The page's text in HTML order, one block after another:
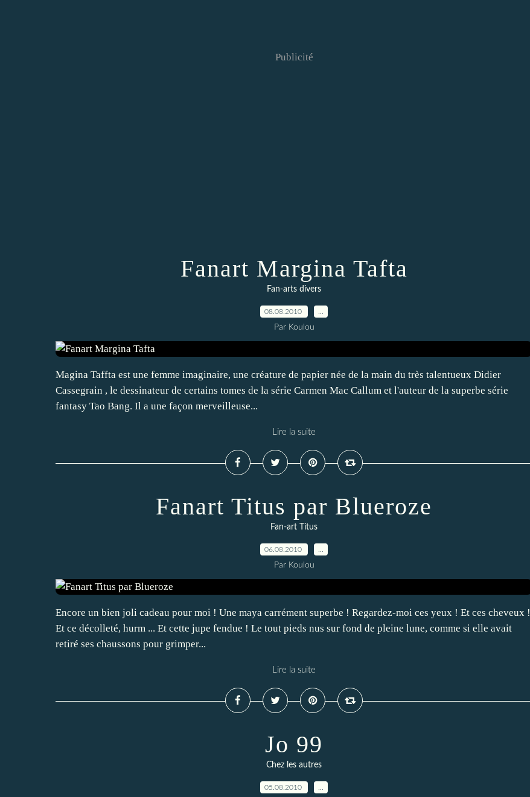
Publicité
Fanart Margina Tafta
Fan-arts divers
08.08.2010
Par Koulou
Magina Taffta est une femme imaginaire, une créature de papier née de la main du très talentueux Didier
Cassegrain , le dessinateur de certains tomes de la série Carmen Mac Callum et l'auteur de la superbe série
fantasy Tao Bang. Il a une façon merveilleuse...
Lire la suite
Fanart Titus par Blueroze
Fan-art Titus
06.08.2010
Par Koulou
Encore un bien joli cadeau pour moi ! Une maya carrément superbe ! Regardez-moi ces yeux ! Et ces cheveux !
Et ce décolleté, hurm ... Et cette jupe fendue ! Le tout pieds nus sur fond de pleine lune, comme si elle avait
retiré ses chaussons pour grimper...
Lire la suite
Jo 99
Chez les autres
05.08.2010